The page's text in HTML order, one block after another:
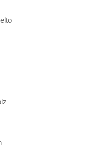
ögonblickets arkiv,